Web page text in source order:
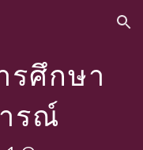
Skip to navigation
รศึกษา
รณ์